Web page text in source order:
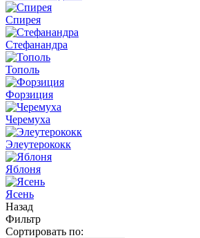
Спирея
Стефанандра
Тополь
Форзиция
Черемуха
Элеутерококк
Яблоня
Ясень
Назад
Фильтр
Сортировать по: